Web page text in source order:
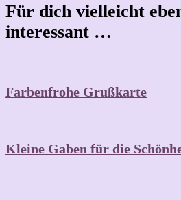
Für dich vielleicht
interessant …
Farbenfrohe Grußkarte
Kleine Gaben für die